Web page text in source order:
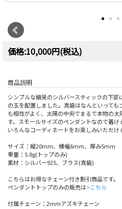
価格:10,000円(税込)
商品説明
シンプルな細見のシルバースティックの下
の玉を配置しました。真鍮はなんといって
も相性がよく、太陽の中央でまるで本物の
す。スモールサイズのペンダントなので着
いろんなコーディネートをお楽しみいただけ
サイズ：縦20mm、横幅6mm、厚み5mm
重量：5.8g(トップのみ)
素材：シルバー925、ブラス(真鍮)
こちらはお得なチェーン付き割引商品です。
ペンダントトップのみの販売は>こちら
付属チェーン：2mmアズキチェーン